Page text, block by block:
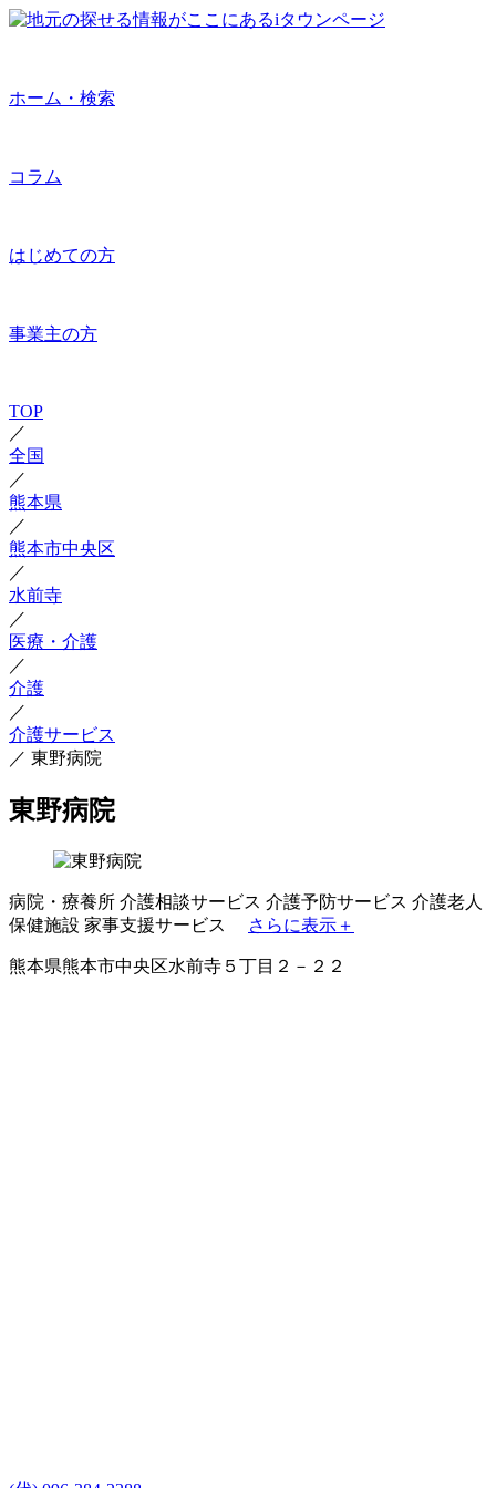
ホーム・検索
コラム
はじめての方
事業主の方
TOP
／
全国
／
熊本県
／
熊本市中央区
／
水前寺
／
医療・介護
／
介護
／
介護サービス
／ 東野病院
東野病院
病院・療養所 介護相談サービス 介護予防サービス 介護老人
保健施設 家事支援サービス さらに表示＋
熊本県熊本市中央区水前寺５丁目２－２２